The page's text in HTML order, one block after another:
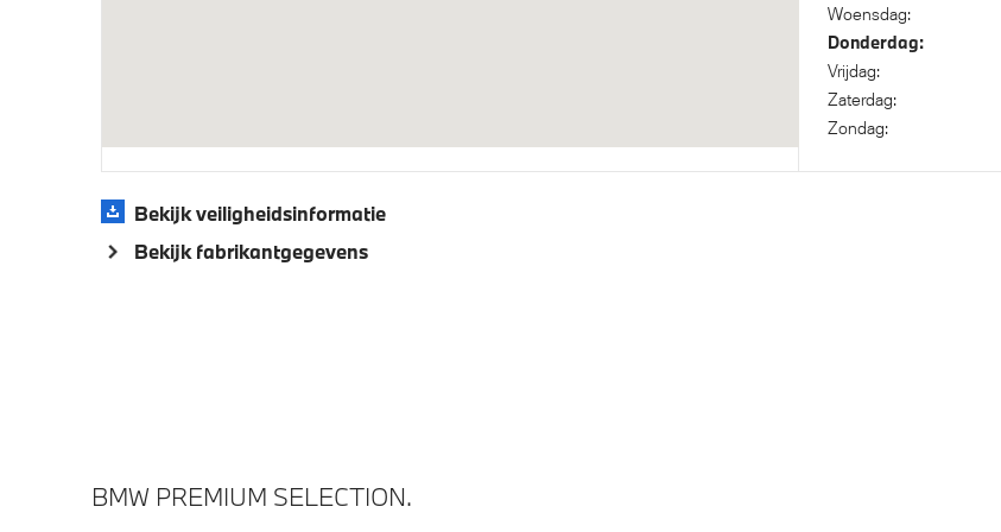
Kilometertacho
Actieve Voetgangersbescherming
Woensdag:
Donderdag:
Vrijdag:
Zaterdag:
Zondag:
Bekijk veiligheidsinformatie
Bekijk fabrikantgegevens
BMW PREMIUM SELECTION.